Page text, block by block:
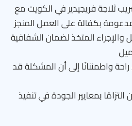
ثلاجة فريجيدير في الكويت مع
بكفالة على العمل المنجز
المتخذ لضمان الشفافية
واطمئنانًا إلى أن المشكلة قد
بمعايير الجودة في تنفيذ